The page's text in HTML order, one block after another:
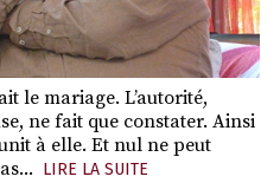
le mariage. L’autorité,
ne fait que constater. Ainsi
à elle. Et nul ne peut
LIRE LA SUITE